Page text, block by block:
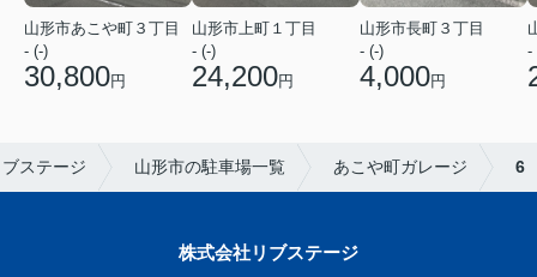
山形市あこや町３丁目
- (-)
30,800円
山形市上町１丁目
- (-)
24,200円
山形市長町３丁目
- (-)
4,000円
-
ステージ 山形市の駐車場一覧 あこや町ガレージ 6
株式会社リブステージ